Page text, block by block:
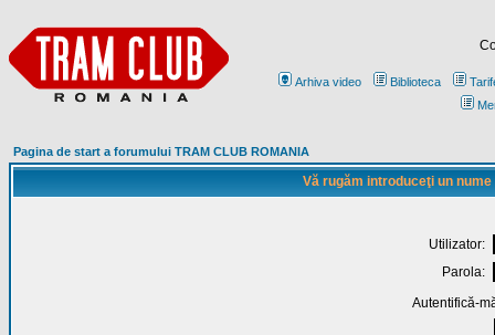
Arhiva video Biblioteca
Pagina de start a forumului TRAM CLUB ROMANIA
Vă rugăm introduceţi un
Utilizator:
Parola:
Autentifică-